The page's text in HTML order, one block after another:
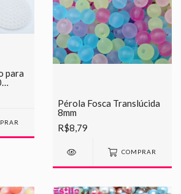
para
Pérola Fosca Translúcida
8mm
R$8,79
COMPRAR